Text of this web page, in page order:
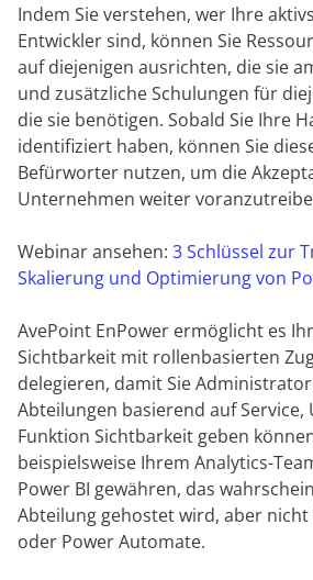
Indem Sie verstehen, wer Ihre
Entwickler sind, können Sie
auf diejenigen ausrichten, die sie
und zusätzliche Schulungen für
die sie benötigen. Sobald Sie Ihre
identifiziert haben, können Sie
Befürworter nutzen, um die
Unternehmen weiter
Webinar ansehen: 3 Schlüssel zur
Skalierung und Optimierung von
AvePoint EnPower ermöglicht es
Sichtbarkeit mit rollenbasierten
delegieren, damit Sie
Abteilungen basierend auf Service,
Funktion Sichtbarkeit geben
beispielsweise Ihrem Analytics-
Power BI gewähren, das
Abteilung gehostet wird, aber nicht
oder Power Automate.